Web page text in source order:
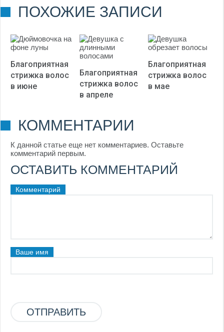
5,00из 5)
ПОХОЖИЕ ЗАПИСИ
Благоприятная
стрижка волос
в июне
Благоприятная
стрижка волос
в апреле
Благоприятная
стрижка волос
в мае
КОММЕНТАРИИ
К данной статье еще нет комментариев. Оставьте
комментарий первым.
ОСТАВИТЬ КОММЕНТАРИЙ
Комментарий
Ваше имя